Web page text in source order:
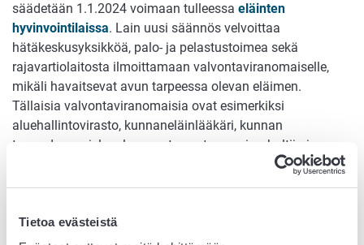
Tietoa evästeistä
säädetään 1.1.2024 voimaan tulleessa eläinten
hyvinvointilaissa. Lain uusi säännös velvoittaa
hätäkeskusyksikköä, palo- ja pelastustoimea sekä
rajavartiolaitosta ilmoittamaan valvontaviranomaiselle,
mikäli havaitsevat avun tarpeessa olevan eläimen.
Tällaisia valvontaviranomaisia ovat esimerkiksi
aluehallintovirasto, kunnaneläinlääkäri, kunnan
terveydensuojeluvalvonnasta vastaava viranhaltija ja
ilmoittamalla avun tarpeessa olevasta eläimestä sen